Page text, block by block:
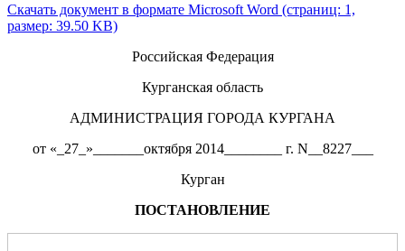
Скачать документ в формате Microsoft Word (страниц: 1,
размер: 39.50 KB)
Российская Федерация
Курганская область
АДМИНИСТРАЦИЯ ГОРОДА КУРГАНА
от «_27_»_______октября 2014________ г. N__8227___
Курган
ПОСТАНОВЛЕНИЕ